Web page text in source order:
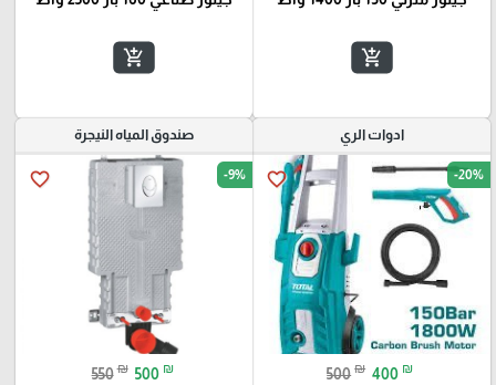
add_shopping_cart
add_shopping_cart
ادوات الري
favorite_border -20%
500 ₪ 400 ₪
صندوق المياه النيجرة
favorite_border -9%
550 ₪ 500 ₪